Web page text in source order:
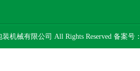
机械有限公司 All Rights Reserved 备案号